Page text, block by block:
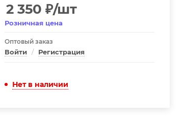
2 350 ₽/шт
Розничная цена
Оптовый заказ
Войти / Регистрация
Нет в наличии